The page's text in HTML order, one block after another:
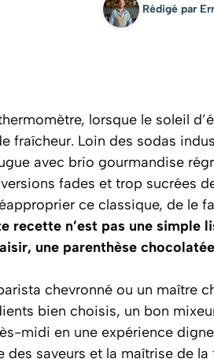
Rédigé par
lorsque le soleil
fraîcheur. Loin des sodas
avec brio gourmandise
fades et trop sucrées
ce classique, de le
recette n’est pas une simple
une parenthèse
chevronné ou un maître
bien choisis, un bon
midi en une expérience
des saveurs et la maîtrise de la